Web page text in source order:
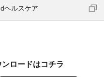
dヘルスケア
ロードはコチラ